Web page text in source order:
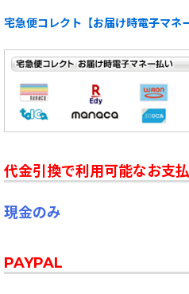
宅急便コレクト【お届け時電子マネ
代金引換で利用可能なお支
現金のみ
PAYPAL